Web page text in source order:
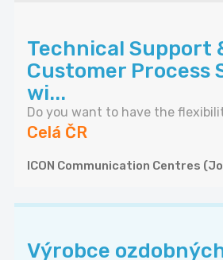
Technical Support
Customer Process
wi...
Do you want to have the
Celá ČR
ICON Communication Centres
Výrobce